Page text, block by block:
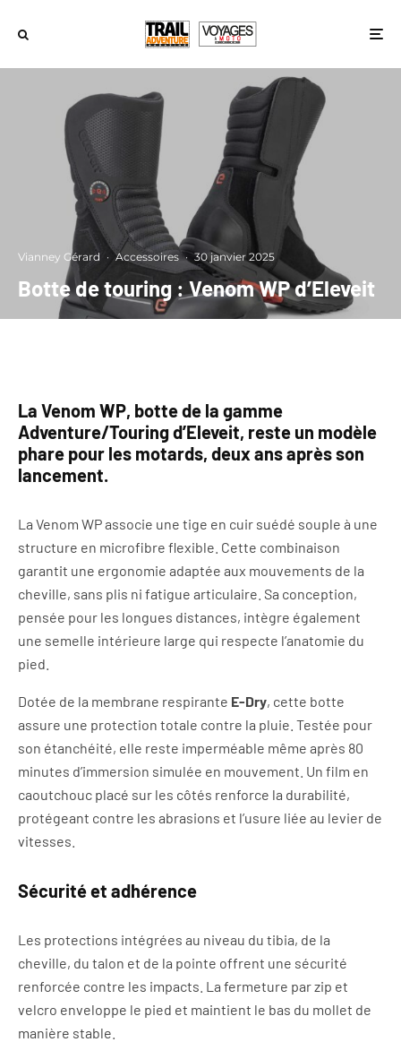
Vianney Gérard · Accessoires · 30 janvier 2025
Botte de touring : Venom WP d’Eleveit
La Venom WP, botte de la gamme
Adventure/Touring d’Eleveit, reste un modèle
phare pour les motards, deux ans après son
lancement.
La Venom WP associe une tige en cuir suédé souple à une
structure en microfibre flexible. Cette combinaison
garantit une ergonomie adaptée aux mouvements de la
cheville, sans plis ni fatigue articulaire. Sa conception,
pensée pour les longues distances, intègre également
une semelle intérieure large qui respecte l’anatomie du
pied.
Dotée de la membrane respirante E-Dry, cette botte
assure une protection totale contre la pluie. Testée pour
son étanchéité, elle reste imperméable même après 80
minutes d’immersion simulée en mouvement. Un film en
caoutchouc placé sur les côtés renforce la durabilité,
protégeant contre les abrasions et l’usure liée au levier de
vitesses.
Sécurité et adhérence
Les protections intégrées au niveau du tibia, de la
cheville, du talon et de la pointe offrent une sécurité
renforcée contre les impacts. La fermeture par zip et
velcro enveloppe le pied et maintient le bas du mollet de
manière stable.